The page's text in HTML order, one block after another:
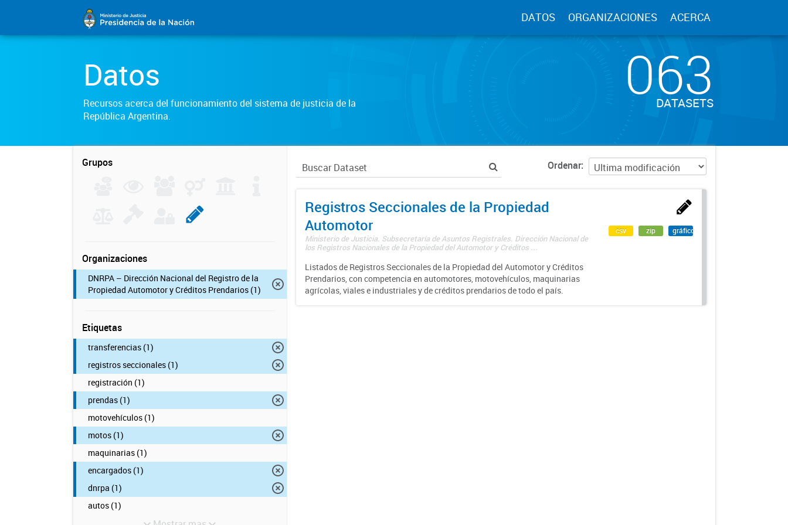
DATOS ORGANIZACIONES ACERCA
Datos
Recursos acerca del funcionamiento del sistema de justicia de la
República Argentina.
063
DATASETS
Grupos
Organizaciones
DNRPA – Dirección Nacional del Registro de la
Propiedad Automotor y Créditos Prendarios (1)
Etiquetas
transferencias (1)
registros seccionales (1)
registración (1)
prendas (1)
motovehículos (1)
motos (1)
maquinarias (1)
encargados (1)
dnrpa (1)
autos (1)
Ordenar
Registros Seccionales de la Propiedad
Automotor
Ministerio de Justicia. Subsecretaría de Asuntos Registrales. Dirección Nacional de
los Registros Nacionales de la Propiedad del Automotor y Créditos ...
Listados de Registros Seccionales de la Propiedad del Automotor y Créditos
Prendarios, con competencia en automotores, motovehículos, maquinarias
agrícolas, viales e industriales y de créditos prendarios de todo el país.
csv zip gráfico